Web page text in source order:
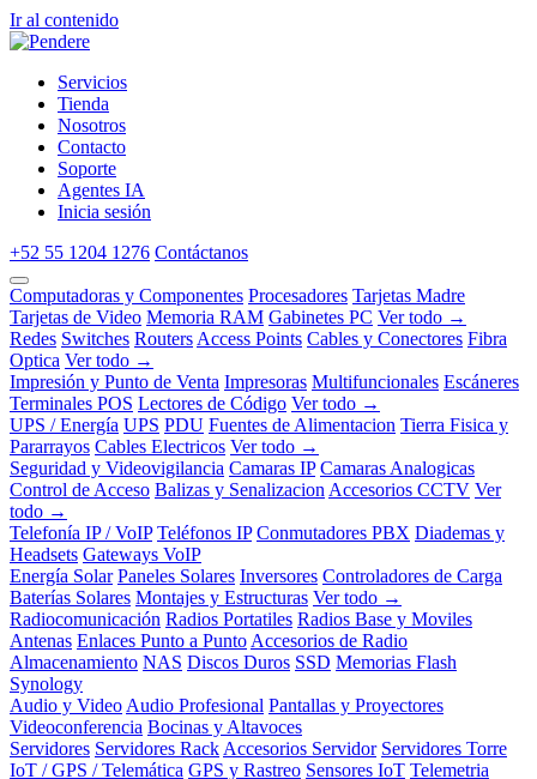
Ir al contenido
Servicios
Tienda
Nosotros
Contacto
Soporte
Agentes IA
Inicia sesión
+52 55 1204 1276 Contáctanos
Computadoras y Componentes Procesadores Tarjetas Madre
Tarjetas de Video Memoria RAM Gabinetes PC Ver todo →
Redes Switches Routers Access Points Cables y Conectores Fibra
Optica Ver todo →
Impresión y Punto de Venta Impresoras Multifuncionales Escáneres
Terminales POS Lectores de Código Ver todo →
UPS / Energía UPS PDU Fuentes de Alimentacion Tierra Fisica y
Pararrayos Cables Electricos Ver todo →
Seguridad y Videovigilancia Camaras IP Camaras Analogicas
Control de Acceso Balizas y Senalizacion Accesorios CCTV Ver
todo →
Telefonía IP / VoIP Teléfonos IP Conmutadores PBX Diademas y
Headsets Gateways VoIP
Energía Solar Paneles Solares Inversores Controladores de Carga
Baterías Solares Montajes y Estructuras Ver todo →
Radiocomunicación Radios Portatiles Radios Base y Moviles
Antenas Enlaces Punto a Punto Accesorios de Radio
Almacenamiento NAS Discos Duros SSD Memorias Flash
Synology
Audio y Video Audio Profesional Pantallas y Proyectores
Videoconferencia Bocinas y Altavoces
Servidores Servidores Rack Accesorios Servidor Servidores Torre
IoT / GPS / Telemática GPS y Rastreo Sensores IoT Telemetria